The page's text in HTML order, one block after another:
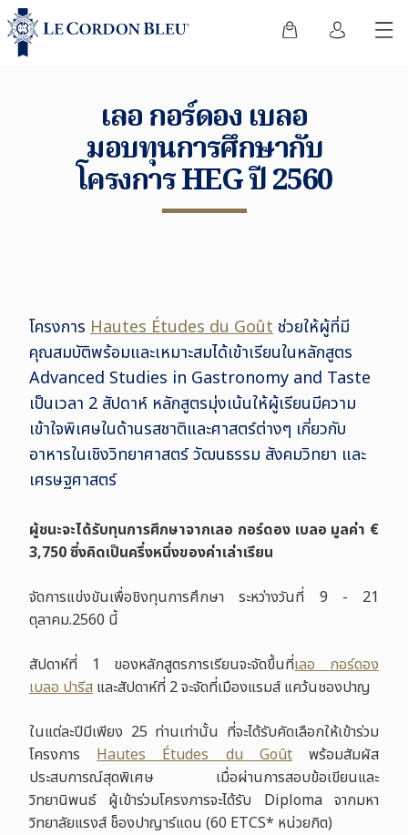
เลอ กอร์ดอง เบลอ
มอบทุนการศึกษากับ
โครงการ HEG ปี 2560
โครงการ Hautes Études du Goûtช่วยให้ผู้ที่มี
คุณสมบัติพร้อมและเหมาะสมได้เข้าเรียนในหลักสูตร
Advanced Studies in Gastronomy and Taste
เป็นเวลา 2 สัปดาห์ หลักสูตรมุ่งเน้นให้ผู้เรียนมีความ
เข้าใจพิเศษในด้านรสชาติและศาสตร์ต่างๆ เกี่ยวกับ
อาหารในเชิงวิทยาศาสตร์ วัฒนธรรม สังคมวิทยา และ
เศรษฐศาสตร์
ผู้ชนะจะได้รับทุนการศึกษาจากเลอ กอร์ดอง เบลอ มูลค่า €
3,750ซึ่งคิดเป็นครึ่งหนึ่งของค่าเล่าเรียน
จัดการแข่งขันเพื่อชิงทุนการศึกษา ระหว่างวันที่ 9 -
21
ตุลาคม.2560 นี้
สัปดาห์ที่ 1 ของหลักสูตรการเรียนจะจัดขึ้นที่เลอ กอร์ดอง
เบลอ ปารีสและสัปดาห์ที่ 2จะจัดที่เมืองแรมส์ แคว้นชองปาญ
ในแต่ละปีมีเพียง 25 ท่านเท่านั้น ที่จะได้รับคัดเลือกให้เข้าร่วม
โครงการHautes Études du Goûtพร้อมสัมผัส
ประสบการณ์สุดพิเศษ เมื่อผ่านการสอบข้อเขียนและ
วิทยานิพนธ์ ผู้เข้าร่วมโครงการจะได้รับ Diplomaจากมหา
วิทยาลัยแรงส์ ช็องปาญาร์แดน (60 ETCS* หน่วยกิต)